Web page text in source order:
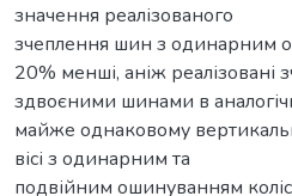
значення реалізованого
зчеплення шин з одинарним
20% менші, аніж реалізовані
здвоєними шинами в
майже однаковому
вісі з одинарним та
подвійним ошинуванням